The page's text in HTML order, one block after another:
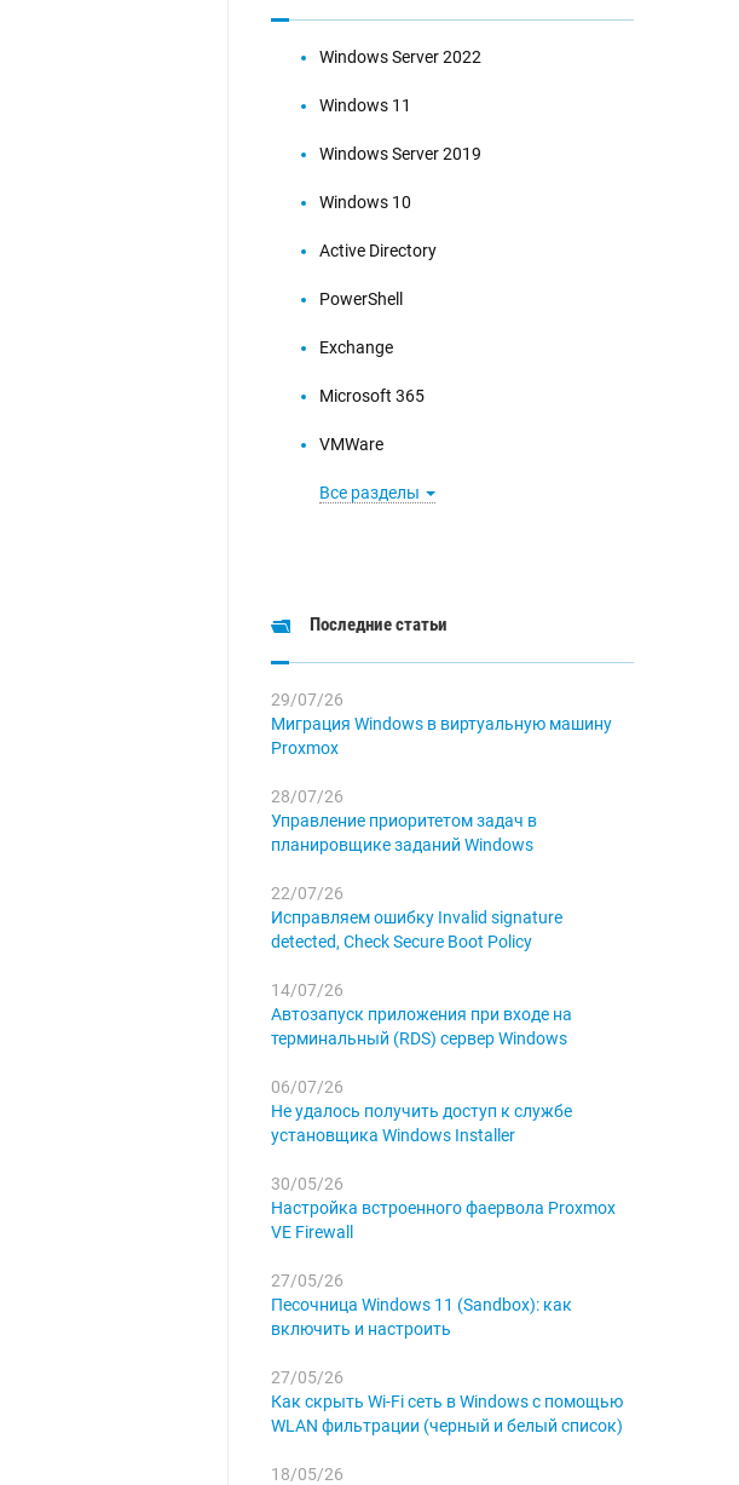
Windows Server 2022
Windows 11
Windows Server 2019
Windows 10
Active Directory
PowerShell
Exchange
Microsoft 365
VMWare
Все разделы
Последние статьи
29/07/26
Миграция Windows в виртуальную машину
Proxmox
28/07/26
Управление приоритетом задач в
планировщике заданий Windows
22/07/26
Исправляем ошибку Invalid signature
detected, Check Secure Boot Policy
14/07/26
Автозапуск приложения при входе на
терминальный (RDS) сервер Windows
06/07/26
Не удалось получить доступ к службе
установщика Windows Installer
30/05/26
Настройка встроенного фаервола Proxmox
VE Firewall
27/05/26
Песочница Windows 11 (Sandbox): как
включить и настроить
27/05/26
Как скрыть Wi-Fi сеть в Windows с помощью
WLAN фильтрации (черный и белый список)
18/05/26